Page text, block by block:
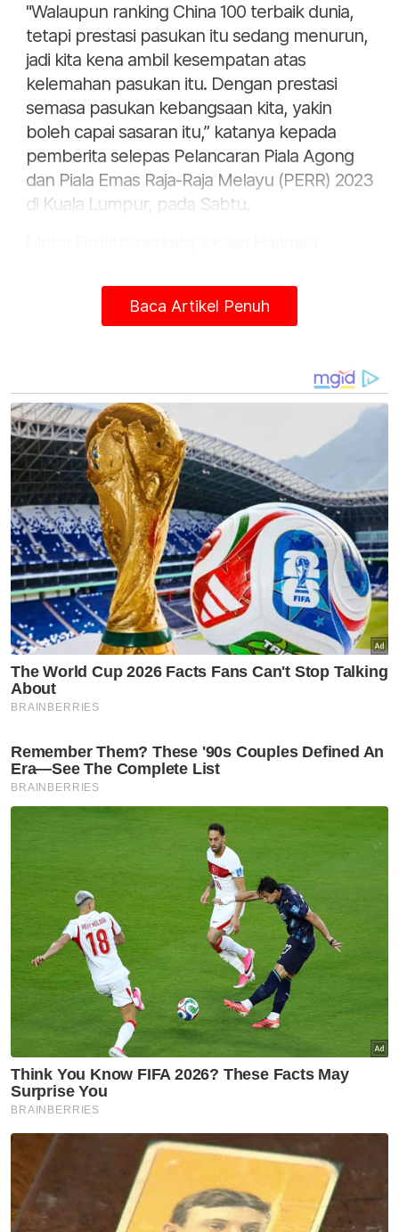
"Walaupun ranking China 100 terbaik dunia,
tetapi prestasi pasukan itu sedang menurun,
jadi kita kena ambil kesempatan atas
kelemahan pasukan itu. Dengan prestasi
semasa pasukan kebangsaan kita, yakin
boleh capai sasaran itu,” katanya kepada
pemberita selepas Pelancaran Piala Agong
dan Piala Emas Raja-Raja Melayu (PERR) 2023
di Kuala Lumpur, pada Sabtu.
Merdeka di Stadium Nasional Bukit Jalil
dijangka bermula 16 Oktober ini, selain
Katanya, pasukan di ranking dunia ke-96
Palestin, India (99) dan Lubnan (100) akan turut
beraksi dalam Pestabola Merdeka kali ini.
Sebelum ini, Presiden FAM, Datuk Hamidin
Mohd Amin yakin skuad negara mampu
mencapai ranking ke-120 teratas dunia
sekiranya meraih keputusan positif dalam
kesemua enam aksi pada jendela perlawanan
antarabangsa FIFA pada Jun, September
dan Oktober ini.
Selepas kemas kini FIFA pada Selasa, skuad
negara berjaya melonjak satu anak tangga ke
kedudukan ke-136 dunia. (Ranking terbaik
Malaysia adalah di kedudukan ke-75 dunia
yang dicapai pada 1993.)
Sementara itu, Mohd Firdaus juga percaya
Perbadanan Stadium Malaysia (PSM) mampu
menyelesaikan kerja-kerja pertukaran
rumput di Stadium Nasional untuk
menganjurkan Pestabola Merdeka.
"Ketika mesyuarat baru-baru ini, kita
Baca Artikel Penuh